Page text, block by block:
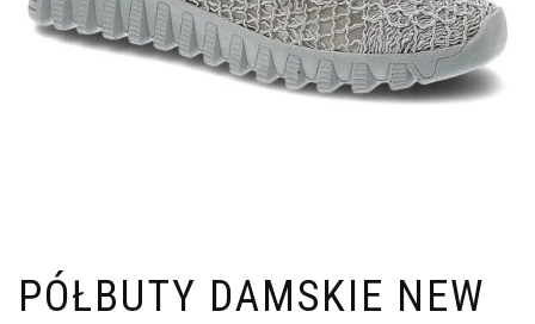
PÓŁBUTY DAMSKIE NEW